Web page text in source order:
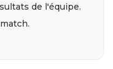
de l'équipe.